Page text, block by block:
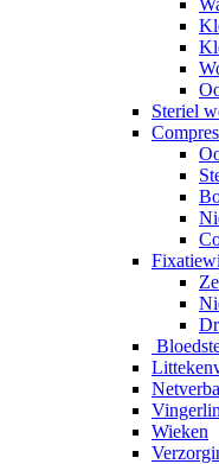
Steriel
Wieken